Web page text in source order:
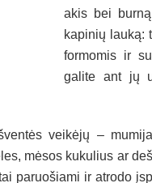
akis bei
kapinių lauką:
formomis ir
galite ant jų
veikėjų –
mėsos kukulius ar
paruošiami ir atrodo